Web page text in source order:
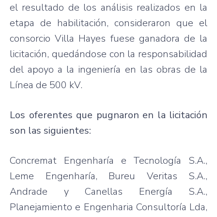
el resultado de los análisis realizados en la
etapa de habilitación, consideraron que el
consorcio Villa Hayes fuese ganadora de la
licitación, quedándose con la responsabilidad
del apoyo a la ingeniería en las obras de la
Línea de 500 kV.
Los oferentes que pugnaron en la licitación
son las siguientes:
Concremat Engenharía e Tecnología S.A.,
Leme Engenharía, Bureu Veritas S.A.,
Andrade y Canellas Energía S.A.,
Planejamiento e Engenharia Consultoría Lda,